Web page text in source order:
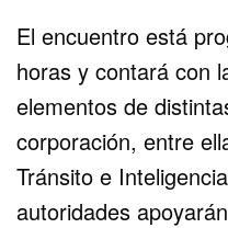
El encuentro está
horas y contará con
elementos de
corporación, entre
Tránsito e
autoridades